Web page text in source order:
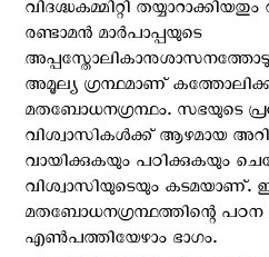
വിദഗ്ദ്ധകമ്മിറ്റി
രണ്ടാമൻ മാർപാപ്പയുടെ
അമൂല്യ ഗ്രന്ഥമാണ്
മതബോധനഗ്രന്ഥം. സഭയുടെ
വിശ്വാസികൾക്ക് ആഴമായ
വായിക്കുകയും പഠിക്കുകയും
വിശ്വാസിയുടെയും
മതബോധനഗ്രന്ഥത്തിന്റെ പഠന
എണ്‍പത്തിയേഴാം ഭാഗം.